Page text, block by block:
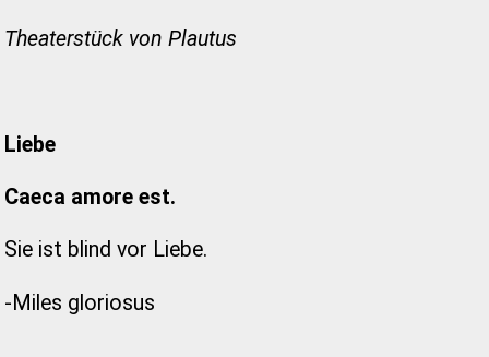
Theaterstück von Plautus
Liebe
Caeca amore est.
Sie ist blind vor Liebe.
-Miles gloriosus